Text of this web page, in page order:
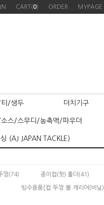
CART(0) ORDER MYPAGE
/생두 더치기구
스/스무디/농축액/파우더
(AJ JAPAN TACKLE)
껑(74) 종이컵(핫) 홀더 (41)
빙수용품[컵.뚜껑.볼.캐리어(비닐)]